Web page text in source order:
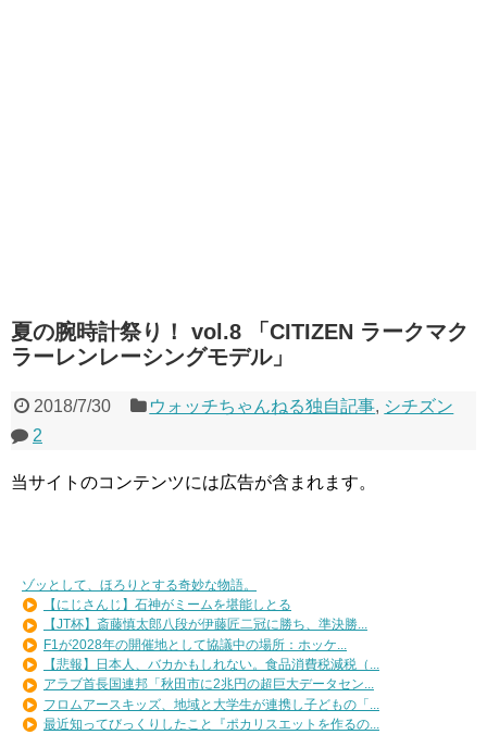
夏の腕時計祭り！ vol.8 「CITIZEN ラークマク
ラーレンレーシングモデル」
2018/7/30 ウォッチちゃんねる独自記事, シチズン
2
当サイトのコンテンツには広告が含まれます。
ゾッとして、ほろりとする奇妙な物語。
【にじさんじ】石神がミームを堪能しとる
【JT杯】斎藤慎太郎八段が伊藤匠二冠に勝ち、準決勝...
F1が2028年の開催地として協議中の場所：ホッケ...
【悲報】日本人、バカかもしれない。食品消費税減税（...
アラブ首長国連邦「秋田市に2兆円の超巨大データセン...
フロムアースキッズ、地域と大学生が連携し子どもの「...
最近知ってびっくりしたこと『ポカリスエットを作るの...